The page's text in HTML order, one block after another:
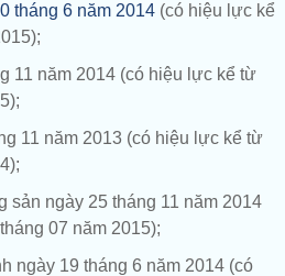
tháng 6 năm 2014 (có hiệu lực kể
11 năm 2014 (có hiệu lực kể từ
11 năm 2013 (có hiệu lực kể từ
sản ngày 25 tháng 11 năm 2014
07 năm 2015);
ngày 19 tháng 6 năm 2014 (có